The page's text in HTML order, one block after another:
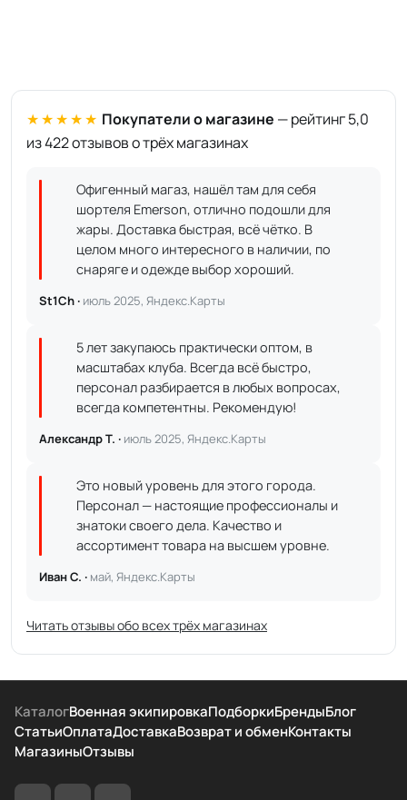
★★★★★ Покупатели о магазине — рейтинг 5,0
из 422 отзывов о трёх магазинах
Офигенный магаз, нашёл там для себя
шортеля Emerson, отлично подошли для
жары. Доставка быстрая, всё чётко. В
целом много интересного в наличии, по
снаряге и одежде выбор хороший.
St1Ch · июль 2025, Яндекс.Карты
5 лет закупаюсь практически оптом, в
масштабах клуба. Всегда всё быстро,
персонал разбирается в любых вопросах,
всегда компетентны. Рекомендую!
Александр Т. · июль 2025, Яндекс.Карты
Это новый уровень для этого города.
Персонал — настоящие профессионалы и
знатоки своего дела. Качество и
ассортимент товара на высшем уровне.
Иван С. · май, Яндекс.Карты
Читать отзывы обо всех трёх магазинах
КаталогВоенная экипировкаПодборкиБрендыБлог
СтатьиОплатаДоставкаВозврат и обменКонтакты
МагазиныОтзывы